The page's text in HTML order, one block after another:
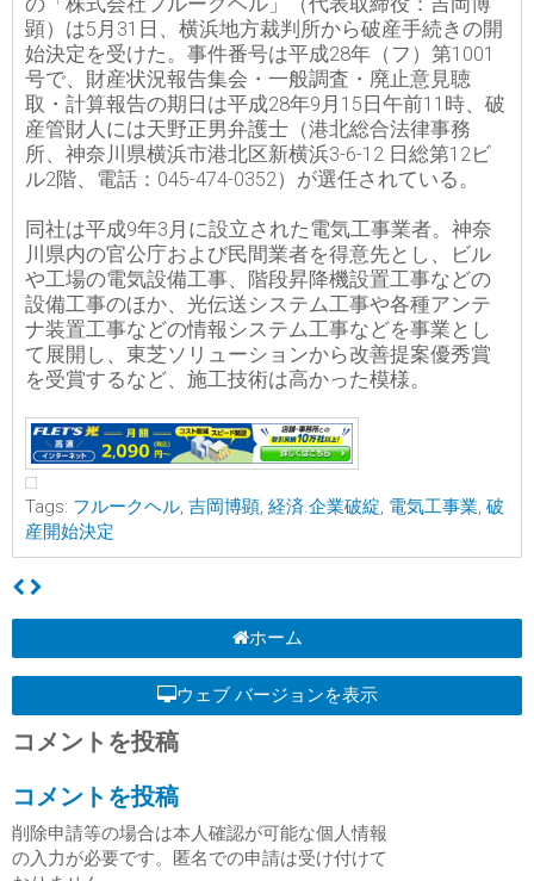
顕）は5月31日、横浜地方裁判所から破産手続きの開
始決定を受けた。事件番号は平成28年（フ）第1001
号で、財産状況報告集会・一般調査・廃止意見聴
取・計算報告の期日は平成28年9月15日午前11時、破
産管財人には天野正男弁護士（港北総合法律事務
所、神奈川県横浜市港北区新横浜3-6-12 日総第12ビ
ル2階、電話：045-474-0352）が選任されている。
同社は平成9年3月に設立された電気工事業者。神奈
川県内の官公庁および民間業者を得意先とし、ビル
や工場の電気設備工事、階段昇降機設置工事などの
設備工事のほか、光伝送システム工事や各種アンテ
ナ装置工事などの情報システム工事などを事業とし
て展開し、東芝ソリューションから改善提案優秀賞
を受賞するなど、施工技術は高かった模様。
Tags: フルークヘル, 吉岡博顕, 経済.企業破綻, 電気工事業, 破
産開始決定
ホーム
ウェブ バージョンを表示
コメントを投稿
コメントを投稿
削除申請等の場合は本人確認が可能な個人情報
の入力が必要です。匿名での申請は受け付けて